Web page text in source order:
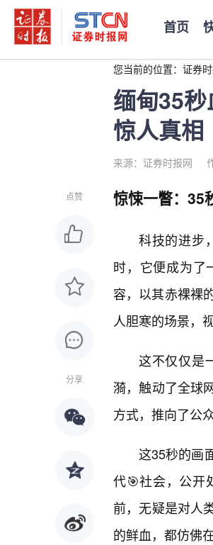
首页
您当前的位置： 证券
缅甸35
惊人真相
来源：证券时报网
点赞
分享
惊悚一瞥：35
科技的进步
时，它便成为了
容，以其赤裸裸
人胆寒的场景，
这不仅仅是
漪，触动了全球
方式，推向了公
这35秒的画
代🎯社会，公开
前，无疑是对人
的鲜血，都仿佛